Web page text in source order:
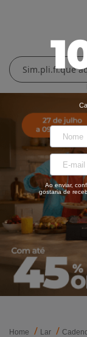
Home Lar
Ao enviar,
gostaria de
Blenders
Liquidificadores
Grills e
Chaleiras Elétricas
Cafeteiras
Fritadeiras
Mixers
Ferros e
Aquecedores
Climatizadores
Ventiladores
Escovas
Secadores
Cortadores de
Pranchas